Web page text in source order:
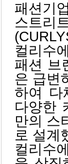
패션기
스트
컬리수
패션 브
은 급변
하여 다
다양한
만의 스
로 설계
컬리수